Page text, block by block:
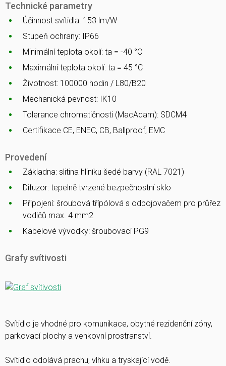
Technické parametry
Účinnost svítidla: 153 lm/W
Stupeň ochrany: IP66
Minimální teplota okolí: ta = -40 °C
Maximální teplota okolí: ta = 45 °C
Životnost: 100000 hodin / L80/B20
Mechanická pevnost: IK10
Tolerance chromatičnosti (MacAdam): SDCM4
Certifikace CE, ENEC, CB, Ballproof, EMC
Provedení
Základna: slitina hliníku šedé barvy (RAL 7021)
Difuzor: tepelně tvrzené bezpečnostní sklo
Připojení: šroubová třípólová s odpojovačem pro průřez
vodičů max. 4 mm2
Kabelové vývodky: šroubovací PG9
Grafy svítivosti
Svítidlo je vhodné pro komunikace, obytné rezidenční zóny,
parkovací plochy a venkovní prostranství.
Svítidlo odolává prachu, vlhku a tryskající vodě.